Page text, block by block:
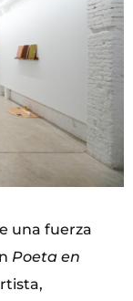
una fuerza
Poeta en